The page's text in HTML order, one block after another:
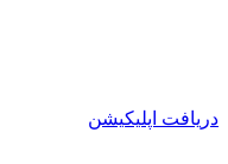
اپلیکیشن